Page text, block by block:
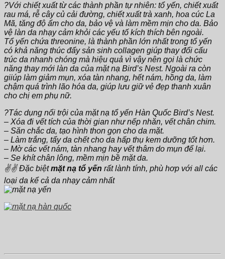
?Với chiết xuất từ các thành phần tự nhiên: tổ yến, chiết xuất
rau má, rễ cây củ cải đường, chiết xuất trà xanh, hoa cúc La
Mã, tăng độ ẩm cho da, bảo vệ và làm mềm mịn cho da. Bảo
vệ làn da nhạy cảm khỏi các yếu tố kích thích bên ngoài.
Tổ yến chứa threonine, là thành phần lớn nhất trong tổ yến
có khả năng thúc đẩy sản sinh collagen giúp thay đổi cấu
trúc da nhanh chóng mà hiệu quả vì vậy nên gọi là chức
năng thay mới làn da của mặt nạ Bird’s Nest. Ngoài ra còn
giiúp làm giảm mụn, xóa tàn nhang, hết nám, hồng da, làm
chậm quá trình lão hóa da, giúp lưu giữ vẻ đẹp thanh xuân
cho chị em phụ nữ.
?Tác dụng nổi trội của mặt nạ tổ yến Hàn Quốc Bird’s Nest.
– Xóa đi vết tích của thời gian như nếp nhăn, vết chân chim.
– Săn chắc da, tạo hình thon gọn cho da mặt.
– Làm trắng, tẩy da chết cho da hấp thụ kem dưỡng tốt hơn.
– Mờ các vết nám, tàn nhang hay vết thâm do mụn để lại.
– Se khít chân lông, mềm mịn bề mặt da.
✌️✌️ Đặc biệtmặt nạ tổ yến rất lành tính, phù hơp với all các
loại da kể cả da nhạy cảm nhất